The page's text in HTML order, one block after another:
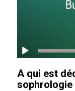
A qui est